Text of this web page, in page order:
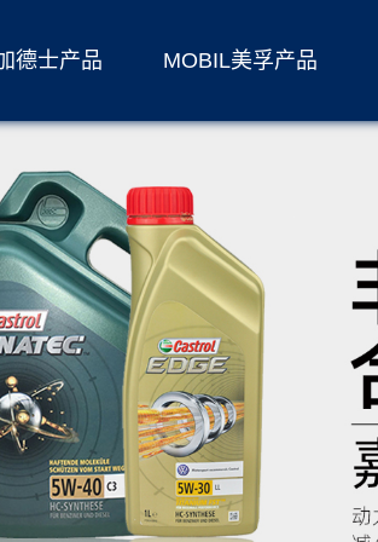
德士产品 MOBIL美孚产品